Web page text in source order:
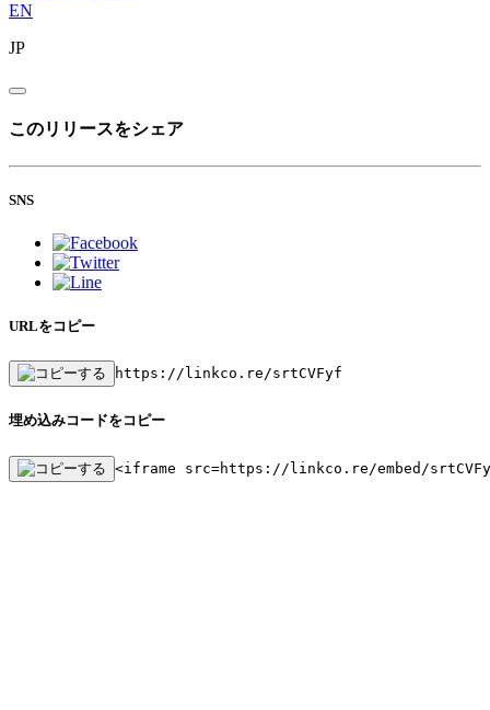
EN
JP
このリリースをシェア
SNS
URLをコピー
https://linkco.re/srtCVFyf
埋め込みコードをコピー
<iframe src=https://linkco.re/embed/